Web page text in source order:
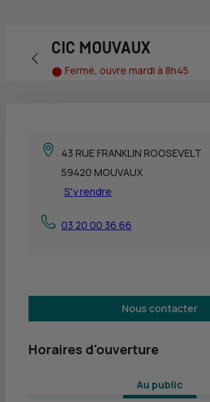
Retour vers la page précédente
CIC MOUVAUX
Fermé, ouvre mardi à 8h45
43 RUE FRANKLIN ROOSEVELT
59420 MOUVAUX
S'y rendre
03 20 00 36 66
Nous contacter
Horaires d'ouverture
Au public